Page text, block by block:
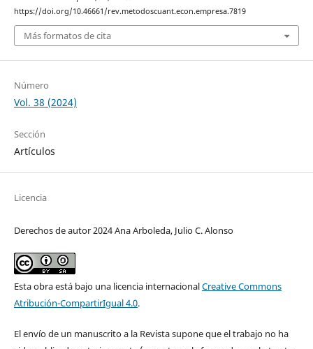
https://doi.org/10.46661/rev.metodoscuant.econ.empresa.7819
Más formatos de cita
Número
Vol. 38 (2024)
Sección
Artículos
Licencia
Derechos de autor 2024 Ana Arboleda, Julio C. Alonso
Esta obra está bajo una licencia internacionalCreative Commons
Atribución-CompartirIgual 4.0.
El envío de un manuscrito a la Revista supone que el trabajo no ha